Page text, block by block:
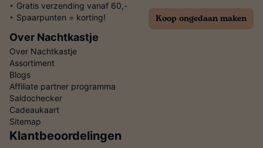
‣ Gratis verzending vanaf 60,-
‣ Spaarpunten = korting!
Koop ongedaan maken
Over Nachtkastje
Over Nachtkastje
Assortiment
Blogs
Affiliate partner programma
Saldochecker
Cadeaukaart
Sitemap
Klantbeoordelingen